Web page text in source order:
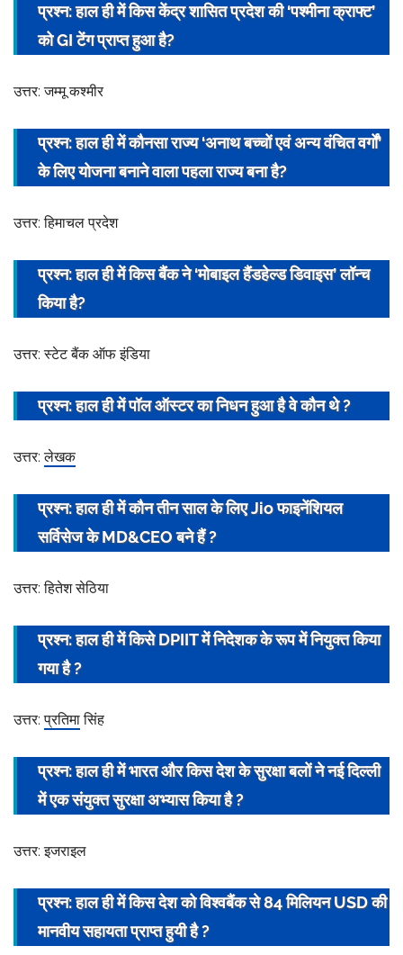
प्रश्न: हाल ही में किस केंद्र शासित प्रदेश की ‘पश्मीना क्राफ्ट’
को GI टेंग प्राप्त हुआ है?
उत्तर: जम्मू कश्मीर
प्रश्न: हाल ही में कौनसा राज्य ‘अनाथ बच्चों एवं अन्य वंचित वर्गों’
के लिए योजना बनाने वाला पहला राज्य बना है?
उत्तर: हिमाचल प्रदेश
प्रश्न: हाल ही में किस बैंक ने ‘मोबाइल हैंडहेल्ड डिवाइस’ लॉन्च
किया है?
उत्तर: स्टेट बैंक ऑफ इंडिया
प्रश्न: हाल ही में पॉल ऑस्टर का निधन हुआ है वे कौन थे ?
उत्तर:लेखक
प्रश्न: हाल ही में कौन तीन साल के लिए Jio फाइनेंशियल
सर्विसेज के MD&CEOबने हैं ?
उत्तर: हितेश सेठिया
प्रश्न: हाल ही में किसे DPIIT मेंनिदेशकके रूप में नियुक्त किया
गया है ?
उत्तर:प्रतिमासिंह
प्रश्न: हाल ही में भारत और किस देश के सुरक्षा बलों ने नई दिल्ली
में एक संयुक्त सुरक्षा अभ्यास किया है ?
उत्तर: इजराइल
प्रश्न: हाल ही में किस देश को विश्वबैंक से 84 मिलियन USD की
मानवीय सहायता प्राप्त हुयी है ?